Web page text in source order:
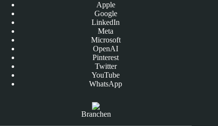
Apple
Google
LinkedIn
Meta
Microsoft
OpenAI
Pinterest
Twitter
YouTube
WhatsApp
Branchen